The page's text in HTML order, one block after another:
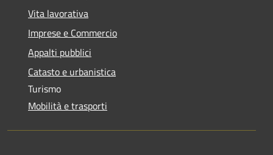
Vita lavorativa
Imprese e Commercio
Appalti pubblici
Catasto e urbanistica
Turismo
Mobilità e trasporti